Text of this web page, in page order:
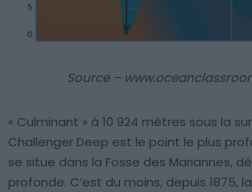
Source –
« Culminant » à 10 924 mètres sous la
Challenger Deep est le point le plus
se situe dans la Fosse des Mariannes,
profonde. C’est du moins, depuis 1875,